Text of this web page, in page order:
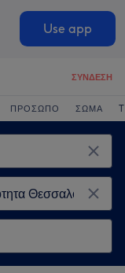
Use app
ΣΎΝΔΕΣΗ
ΠΡΌΣΩΠΟ ΣΏΜΑ